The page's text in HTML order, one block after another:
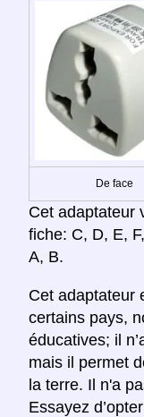
De face
Cet adaptateur
fiche: C, D, E,
A, B.
Cet adaptateur
certains pays,
éducatives; il
mais il permet
la terre. Il n'a
Essayez